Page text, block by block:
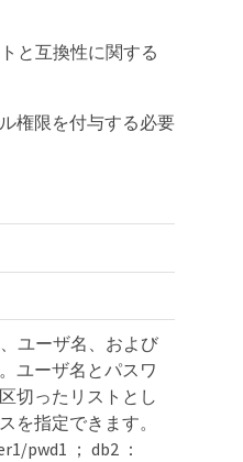
と互換性に関する
権限を付与する必要
ユーザ名、および
ユーザ名とパスワ
切ったリストとし
を指定できます。
pwd1 ； db2 ：